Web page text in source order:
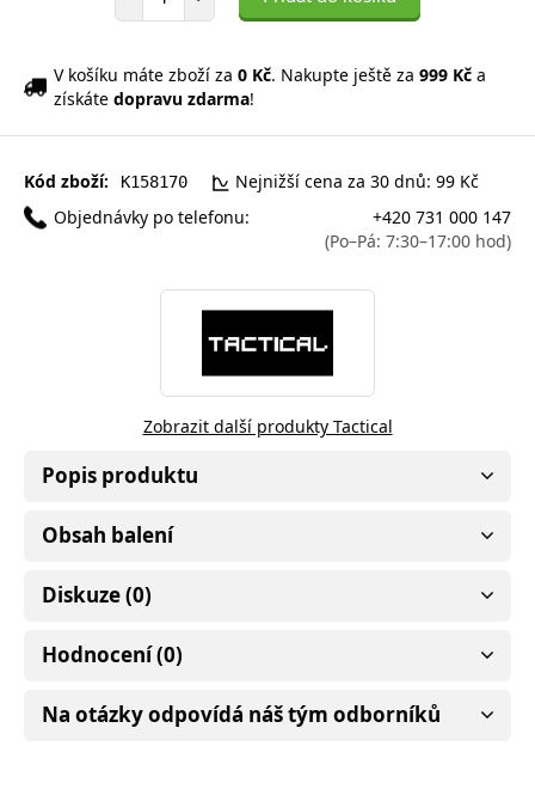
V košíku máte zboží za 0 Kč. Nakupte ještě za 999 Kč a
získáte dopravu zdarma!
Kód zboží: K158170
Nejnižší cena za 30 dnů: 99 Kč
Objednávky po telefonu:
+420 731 000 147
(Po–Pá: 7:30–17:00 hod)
Zobrazit další produkty Tactical
Popis produktu
Obsah balení
Diskuze (0)
Hodnocení (0)
Na otázky odpovídá náš tým odborníků